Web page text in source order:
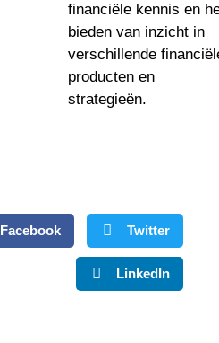
financiële kennis en
bieden van inzicht in
verschillende
producten en
strategieën.
Facebook Twitter
LinkedIn